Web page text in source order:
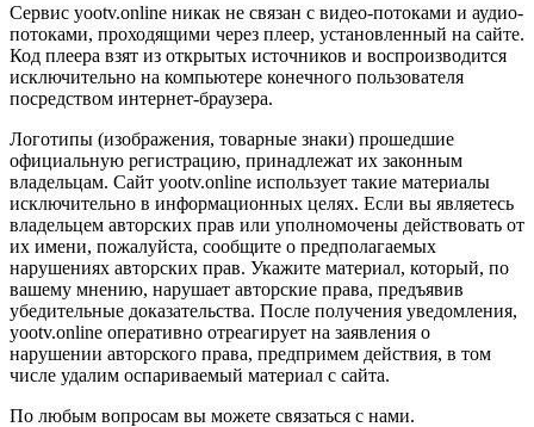
Сервис yootv.online никак не связан с видео-потоками и аудио-
потоками, проходящими через плеер, установленный на сайте.
Код плеера взят из открытых источников и воспроизводится
исключительно на компьютере конечного пользователя
посредством интернет-браузера.
Логотипы (изображения, товарные знаки) прошедшие
официальную регистрацию, принадлежат их законным
владельцам. Сайт yootv.online использует такие материалы
исключительно в информационных целях. Если вы являетесь
владельцем авторских прав или уполномочены действовать от
их имени, пожалуйста, сообщите о предполагаемых
нарушениях авторских прав. Укажите материал, который, по
вашему мнению, нарушает авторские права, предъявив
убедительные доказательства. После получения уведомления,
yootv.online оперативно отреагирует на заявления о
нарушении авторского права, предпримем действия, в том
числе удалим оспариваемый материал с сайта.
По любым вопросам вы можете связаться с нами.